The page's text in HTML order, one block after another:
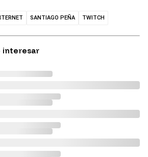
SANTIAGO PEÑA TWITCH
interesar